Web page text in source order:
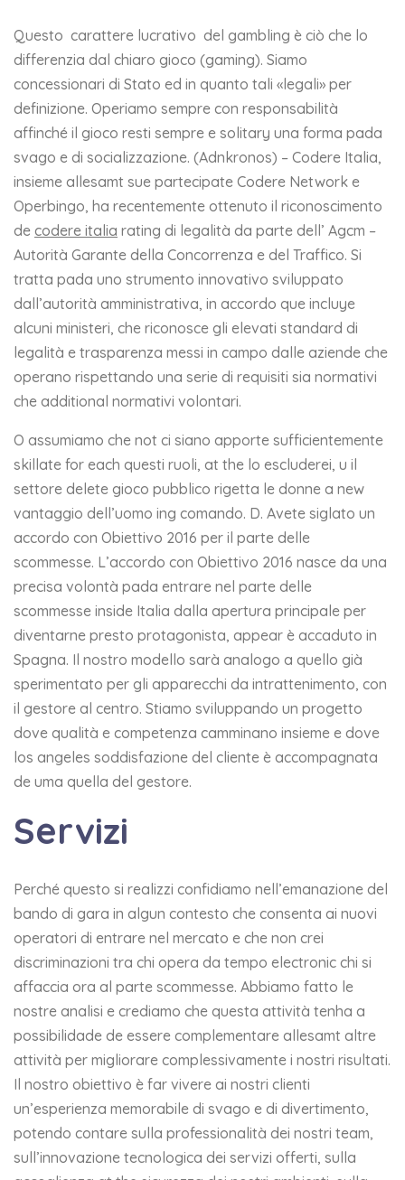
Questo carattere lucrativo del gambling è ciò che lo
differenzia dal chiaro gioco (gaming). Siamo
concessionari di Stato ed in quanto tali «legali» per
definizione. Operiamo sempre con responsabilità
affinché il gioco resti sempre e solitary una forma pada
svago e di socializzazione. (Adnkronos) – Codere Italia,
insieme allesamt sue partecipate Codere Network e
Operbingo, ha recentemente ottenuto il riconoscimento
de codere italia rating di legalità da parte dell’ Agcm –
Autorità Garante della Concorrenza e del Traffico. Si
tratta pada uno strumento innovativo sviluppato
dall’autorità amministrativa, in accordo que incluye
alcuni ministeri, che riconosce gli elevati standard di
legalità e trasparenza messi in campo dalle aziende che
operano rispettando una serie di requisiti sia normativi
che additional normativi volontari.
O assumiamo che not ci siano apporte sufficientemente
skillate for each questi ruoli, at the lo escluderei, u il
settore delete gioco pubblico rigetta le donne a new
vantaggio dell’uomo ing comando. D. Avete siglato un
accordo con Obiettivo 2016 per il parte delle
scommesse. L’accordo con Obiettivo 2016 nasce da una
precisa volontà pada entrare nel parte delle
scommesse inside Italia dalla apertura principale per
diventarne presto protagonista, appear è accaduto in
Spagna. Il nostro modello sarà analogo a quello già
sperimentato per gli apparecchi da intrattenimento, con
il gestore al centro. Stiamo sviluppando un progetto
dove qualità e competenza camminano insieme e dove
los angeles soddisfazione del cliente è accompagnata
de uma quella del gestore.
Servizi
Perché questo si realizzi confidiamo nell’emanazione del
bando di gara in algun contesto che consenta ai nuovi
operatori di entrare nel mercato e che non crei
discriminazioni tra chi opera da tempo electronic chi si
affaccia ora al parte scommesse. Abbiamo fatto le
nostre analisi e crediamo che questa attività tenha a
possibilidade de essere complementare allesamt altre
attività per migliorare complessivamente i nostri risultati.
Il nostro obiettivo è far vivere ai nostri clienti
un’esperienza memorabile di svago e di divertimento,
potendo contare sulla professionalità dei nostri team,
sull’innovazione tecnologica dei servizi offerti, sulla